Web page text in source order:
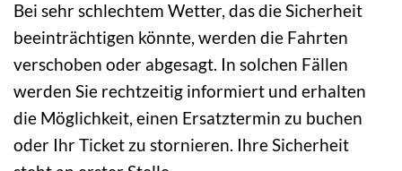
Bei sehr schlechtem Wetter, das die Sicherheit
beeinträchtigen könnte, werden die Fahrten
verschoben oder abgesagt. In solchen Fällen
werden Sie rechtzeitig informiert und erhalten
die Möglichkeit, einen Ersatztermin zu buchen
oder Ihr Ticket zu stornieren. Ihre Sicherheit